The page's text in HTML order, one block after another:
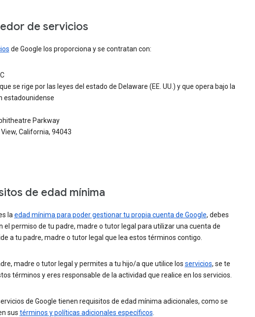
de servicios
de Google los proporciona y se contratan con:
se rige por las leyes del estado de Delaware (EE. UU.) y que opera bajo la
estadounidense
Parkway
California, 94043
de edad mínima
la edad mínima para poder gestionar tu propia cuenta de Google, debes
el permiso de tu padre, madre o tutor legal para utilizar una cuenta de
a tu padre, madre o tutor legal que lea estos términos contigo.
madre o tutor legal y permites a tu hijo/a que utilice los servicios, se te
términos y eres responsable de la actividad que realice en los servicios.
de Google tienen requisitos de edad mínima adicionales, como se
sus términos y políticas adicionales específicos